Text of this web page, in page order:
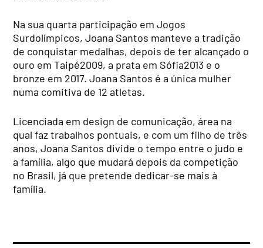
Na sua quarta participação em Jogos
Surdolímpicos, Joana Santos manteve a tradição
de conquistar medalhas, depois de ter alcançado o
ouro em Taipé2009, a prata em Sófia2013 e o
bronze em 2017. Joana Santos é a única mulher
numa comitiva de 12 atletas.
Licenciada em design de comunicação, área na
qual faz trabalhos pontuais, e com um filho de três
anos, Joana Santos divide o tempo entre o judo e
a família, algo que mudará depois da competição
no Brasil, já que pretende dedicar-se mais à
família.